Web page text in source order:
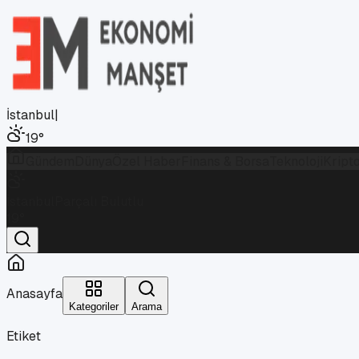
İstanbul|
19°
Anasayfa
Kategoriler Arama
Etiket